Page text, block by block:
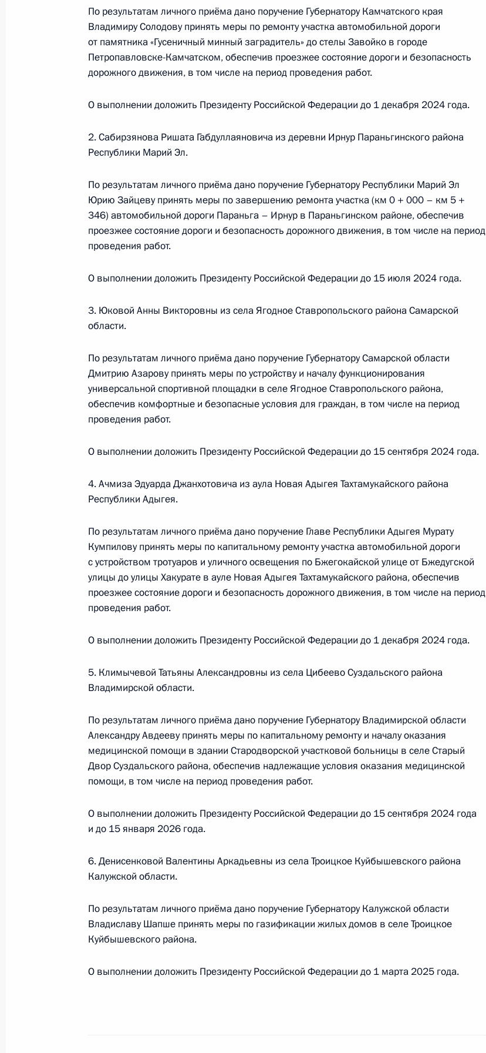
5 марта 2024 года, 17:47
5 марта 2024 года по поручению Президента Российской Федерации начальник
Департамента Федеральной службы по гидрометеорологии и мониторингу
в Приёмной Президента Российской Федерации по приёму граждан в Москве
5 марта 2024 года, 17:45
Продолжен контроль исполнения поручения, данного по итогам личного приёма
в режиме видео-конференц-связи жителя Курской области, проведённого
по поручению Президента Российской Федерации помощником Президента
Российской Федерации Андреем Фурсенко в Приёмной Президента Российской
5 марта 2024 года, 17:44
работы в Пензенской области мобильной приёмной Президента Российской
Федерации
5 марта 2024 года, 17:42
Продлён контроль в рабочем порядке за принятием мер по итогам личного приёма
проведённого по поручению Президента Российской Федерации начальником
Управления Президента Российской Федерации по общественным связям
Федерации по приёму граждан в Москве 23 апреля 2020 года
5 марта 2024 года, 17:41
Продлён контроль в рабочем порядке по итогам личного приёма в режиме видео-
конференц-связи жительницы Ярославской области, проведённого по поручению
в Приёмной Президента Российской Федерации по приёму граждан в Москве
5 марта 2024 года, 17:40
Продлён контроль исполнения поручения, данного по итогам личного приёма
в режиме видео-конференц-связи жительницы Чукотского автономного округа,
проведённого по поручению Президента Российской Федерации помощником
Президента Российской Федерации Игорем Левитиным в Приёмной Президента
5 марта 2024 года, 17:39
О ходе исполнения пункта 5 перечня поручений, данных по итогам работы
5 марта 2024 года, 17:38
О ходе принятия мер по итогам личного приёма в режиме видео–конференц–связи
жительницы Белгородской области, проведённого по поручению Президента
По результатам личного приёма дано поручение Губернатору Камчатского края
Владимиру Солодову принять меры по ремонту участка автомобильной дороги
от памятника «Гусеничный минный заградитель» до стелы Завойко в городе
Петропавловске-Камчатском, обеспечив проезжее состояние дороги и безопасность
дорожного движения, в том числе на период проведения работ.
О выполнении доложить Президенту Российской Федерации до 1 декабря 2024 года.
2. Сабирзянова Ришата Габдуллаяновича из деревни Ирнур Параньгинского района
Республики Марий Эл.
По результатам личного приёма дано поручение Губернатору Республики Марий Эл
Юрию Зайцеву принять меры по завершению ремонта участка (км 0 + 000 – км 5 +
346) автомобильной дороги Параньга – Ирнур в Параньгинском районе, обеспечив
проезжее состояние дороги и безопасность дорожного движения, в том числе на период
проведения работ.
О выполнении доложить Президенту Российской Федерации до 15 июля 2024 года.
3. Юковой Анны Викторовны из села Ягодное Ставропольского района Самарской
области.
По результатам личного приёма дано поручение Губернатору Самарской области
Дмитрию Азарову принять меры по устройству и началу функционирования
универсальной спортивной площадки в селе Ягодное Ставропольского района,
обеспечив комфортные и безопасные условия для граждан, в том числе на период
проведения работ.
О выполнении доложить Президенту Российской Федерации до 15 сентября 2024 года.
4. Ачмиза Эдуарда Джанхотовича из аула Новая Адыгея Тахтамукайского района
Республики Адыгея.
По результатам личного приёма дано поручение Главе Республики Адыгея Мурату
Кумпилову принять меры по капитальному ремонту участка автомобильной дороги
с устройством тротуаров и уличного освещения по Бжегокайской улице от Бжедугской
улицы до улицы Хакурате в ауле Новая Адыгея Тахтамукайского района, обеспечив
проезжее состояние дороги и безопасность дорожного движения, в том числе на период
проведения работ.
О выполнении доложить Президенту Российской Федерации до 1 декабря 2024 года.
5. Климычевой Татьяны Александровны из села Цибеево Суздальского района
Владимирской области.
По результатам личного приёма дано поручение Губернатору Владимирской области
Александру Авдееву принять меры по капитальному ремонту и началу оказания
медицинской помощи в здании Стародворской участковой больницы в селе Старый
Двор Суздальского района, обеспечив надлежащие условия оказания медицинской
помощи, в том числе на период проведения работ.
О выполнении доложить Президенту Российской Федерации до 15 сентября 2024 года
и до 15 января 2026 года.
6. Денисенковой Валентины Аркадьевны из села Троицкое Куйбышевского района
Калужской области.
По результатам личного приёма дано поручение Губернатору Калужской области
Владиславу Шапше принять меры по газификации жилых домов в селе Троицкое
Куйбышевского района.
О выполнении доложить Президенту Российской Федерации до 1 марта 2025 года.